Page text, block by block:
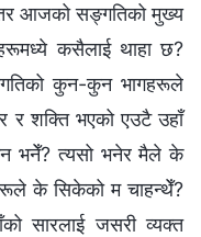
तर आजको सङ्गतिको मुख्य
कसैलाई थाहा छ?
कुन-कुन भागहरूले
र शक्ति भएको एउटै उहाँ
भनेँ? त्यसो भनेर मैले के
के सिकेको म चाहन्थेँ?
सारलाई जसरी व्यक्त